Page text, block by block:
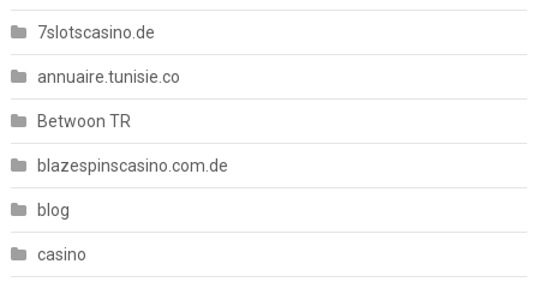
7slotscasino.de
annuaire.tunisie.co
Betwoon TR
blazespinscasino.com.de
blog
casino